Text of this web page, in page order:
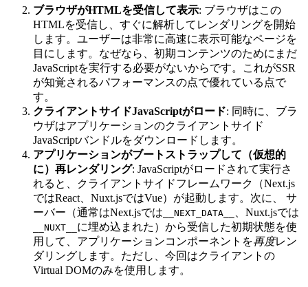
ブラウザがHTMLを受信して表示: ブラウザはこの
HTMLを受信し、すぐに解析してレンダリングを開始
します。ユーザーは非常に高速に表示可能なページを
目にします。なぜなら、初期コンテンツのためにまだ
JavaScriptを実行する必要がないからです。これがSSR
が知覚されるパフォーマンスの点で優れている点で
す。
クライアントサイドJavaScriptがロード: 同時に、ブラ
ウザはアプリケーションのクライアントサイド
JavaScriptバンドルをダウンロードします。
アプリケーションがブートストラップして（仮想的
に）再レンダリング: JavaScriptがロードされて実行さ
れると、クライアントサイドフレームワーク（Next.js
ではReact、Nuxt.jsではVue）が起動します。次に、 サ
ーバー（通常はNext.jsでは __NEXT_DATA__ 、Nuxt.jsでは
__NUXT__ に埋め込まれた）から受信した初期状態を使
用して、アプリケーションコンポーネントを再度レン
ダリングします。ただし、今回はクライアントの
Virtual DOMのみを使用します。